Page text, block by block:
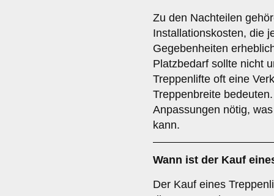
Zu den Nachteilen
Installationskosten, die
Gegebenheiten
Platzbedarf sollte nicht
Treppenlifte oft eine
Treppenbreite
Anpassungen nötig,
kann.
Wann ist der Kauf
Der Kauf eines